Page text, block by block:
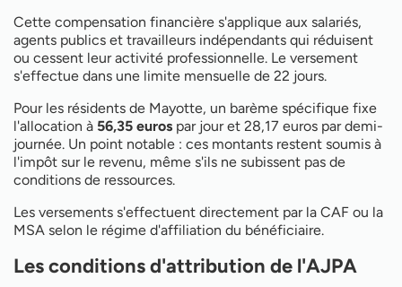
Cette compensation financière s'applique aux salariés,
agents publics et travailleurs indépendants qui réduisent
ou cessent leur activité professionnelle. Le versement
s'effectue dans une limite mensuelle de 22 jours.
Pour les résidents de Mayotte, un barème spécifique fixe
l'allocation à 56,35 euros par jour et 28,17 euros par demi-
journée. Un point notable : ces montants restent soumis à
l'impôt sur le revenu, même s'ils ne subissent pas de
conditions de ressources.
Les versements s'effectuent directement par la CAF ou la
MSA selon le régime d'affiliation du bénéficiaire.
Les conditions d'attribution de l'AJPA